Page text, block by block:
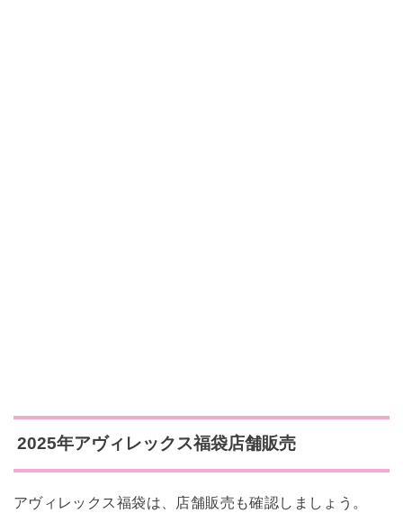
2025年アヴィレックス福袋店舗販売
アヴィレックス福袋は、店舗販売も確認しましょう。